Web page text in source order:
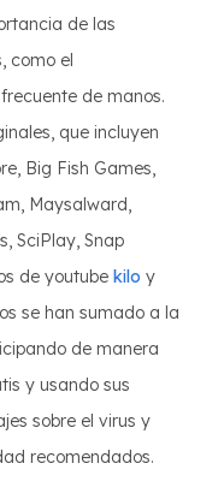
de las
como el
de manos.
que incluyen
Big Fish Games,
Maysalward,
SciPlay, Snap
de youtube kilo y
se han sumado a la
de manera
y usando sus
sobre el virus y
recomendados.